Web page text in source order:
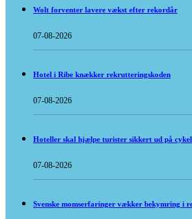
Wolt forventer lavere vækst efter rekordår
07-08-2026
Hotel i Ribe knækker rekrutteringskoden
07-08-2026
Hoteller skal hjælpe turister sikkert ud på
07-08-2026
Svenske momserfaringer vækker bekymring i